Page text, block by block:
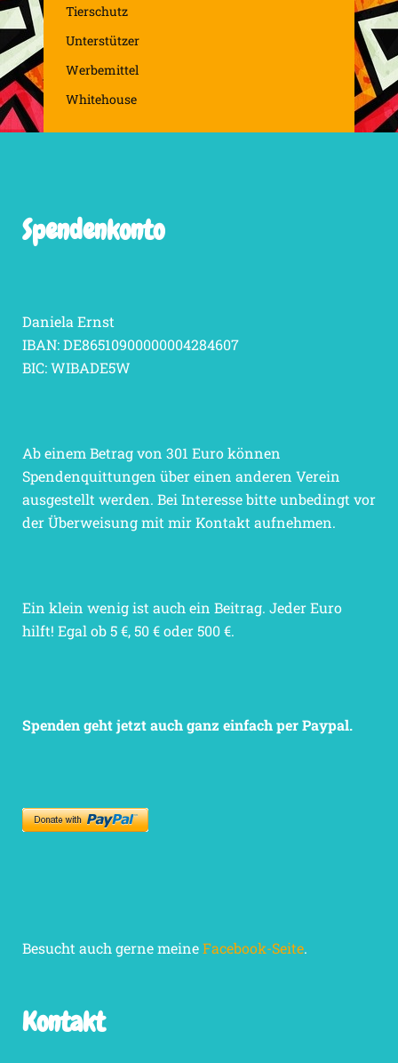
Tierschutz
Unterstützer
Werbemittel
Whitehouse
Spendenkonto
Daniela Ernst
IBAN: DE86510900000004284607
BIC: WIBADE5W
Ab einem Betrag von 301 Euro können
Spendenquittungen über einen anderen Verein
ausgestellt werden. Bei Interesse bitte unbedingt vor
der Überweisung mit mir Kontakt aufnehmen.
Ein klein wenig ist auch ein Beitrag. Jeder Euro
hilft! Egal ob 5 €, 50 € oder 500 €.
Spenden geht jetzt auch ganz einfach per Paypal.
Besucht auch gerne meineFacebook-Seite.
Kontakt